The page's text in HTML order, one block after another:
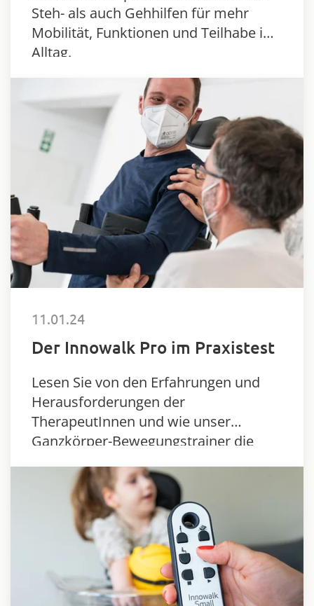
Steh- als auch Gehhilfen für mehr
Mobilität, Funktionen und Teilhabe im
Alltag.
11.01.24
Der Innowalk Pro im Praxistest
Lesen Sie von den Erfahrungen und
Herausforderungen der
TherapeutInnen und wie unser
Ganzkörper-Bewegungstrainer die